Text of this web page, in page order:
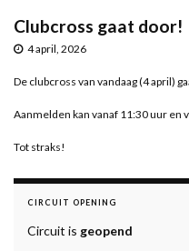
Clubcross gaat door!
4 april, 2026
De clubcross van vandaag (4 april)
Aanmelden kan vanaf 11:30 uur en
Tot straks!
CIRCUIT OPENING
Circuit is geopend